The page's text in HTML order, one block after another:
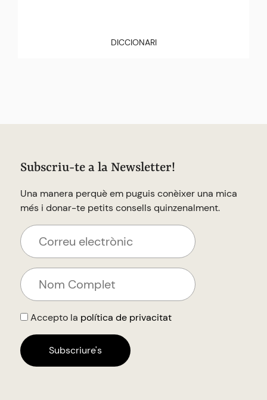
DICCIONARI
Subscriu-te a la Newsletter!
Una manera perquè em puguis conèixer una mica
més i donar-te petits consells quinzenalment.
Accepto la política de privacitat